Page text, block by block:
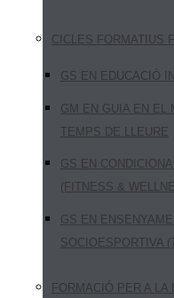
CICLES FORMATIUS
GS EN EDUCACIÓ
GM EN GUIA EN EL
TEMPS DE LLEURE
GS EN
(FITNESS &
GS EN
SOCIOESPORTIVA
FORMACIÓ PER A LA